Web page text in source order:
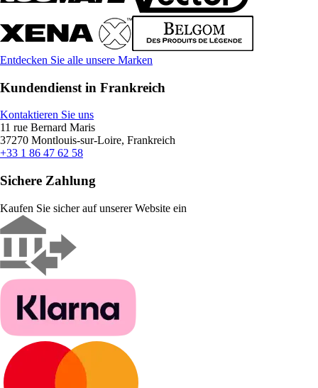
Entdecken Sie alle unsere Marken
Kundendienst in Frankreich
Kontaktieren Sie uns
11 rue Bernard Maris
37270 Montlouis-sur-Loire, Frankreich
+33 1 86 47 62 58
Sichere Zahlung
Kaufen Sie sicher auf unserer Website ein